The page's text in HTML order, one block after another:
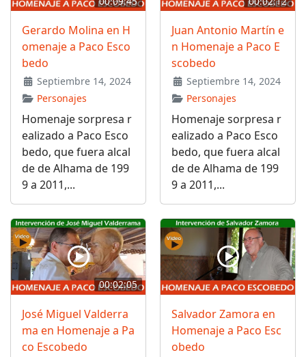
Gerardo Molina en H
omenaje a Paco Esco
bedo
Septiembre 14, 2024
Personajes
Homenaje sorpresa r
ealizado a Paco Esco
bedo, que fuera alcal
de de Alhama de 199
9 a 2011,...
Juan Antonio Martín e
n Homenaje a Paco E
scobedo
Septiembre 14, 2024
Personajes
Homenaje sorpresa r
ealizado a Paco Esco
bedo, que fuera alcal
de de Alhama de 199
9 a 2011,...
00:02:05
José Miguel Valderra
ma en Homenaje a Pa
co Escobedo
Salvador Zamora en
Homenaje a Paco Esc
obedo